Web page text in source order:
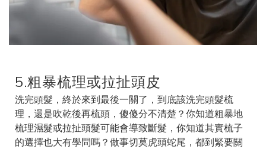
5.粗暴梳理或拉扯頭皮
洗完頭髮，終於來到最後一關了，到底該洗完頭髮梳
理，還是吹乾後再梳頭，傻傻分不清楚？你知道粗暴地
梳理濕髮或拉扯頭髮可能會導致斷髮，你知道其實梳子
的選擇也大有學問嗎？做事切莫虎頭蛇尾，都到緊要關